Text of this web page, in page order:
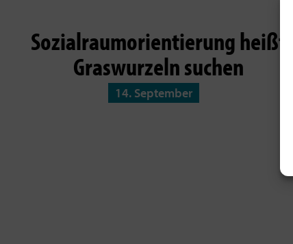
Sozialraumorientierung heißt
Graswurzeln suchen
14. September